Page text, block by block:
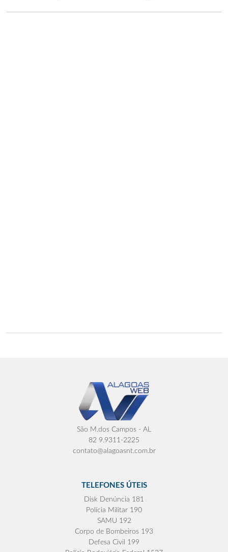
São M.dos Campos - AL
82 9.9311-2225
contato@alagoasnt.com.br
TELEFONES ÚTEIS
Disk Denúncia 181
Polícia Militar 190
SAMU 192
Corpo de Bombeiros 193
Defesa Civil 199